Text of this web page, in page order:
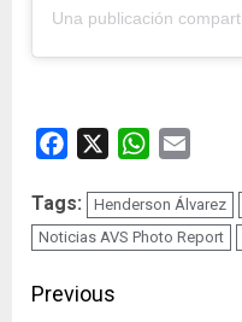
Facebook WhatsApp
Tags: Henderson Álvarez
Noticias AVS Photo Report
Continue
Previous